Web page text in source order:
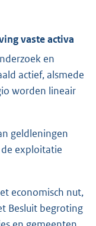
vaste activa
en
actief, alsmede
worden lineair
geldleningen
exploitatie
economisch nut,
Besluit begroting